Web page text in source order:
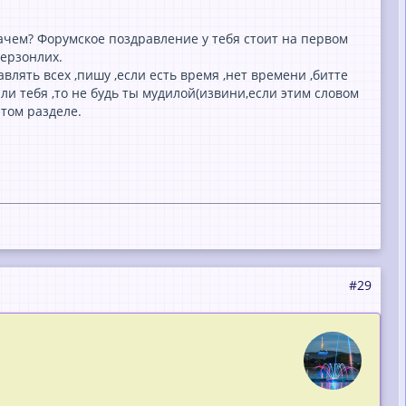
Форумское поздравление у тебя стоит на первом
всех ,пишу ,если есть время ,нет времени ,битте
тебя ,то не будь ты мудилой(извини,если этим словом
разделе.
#29